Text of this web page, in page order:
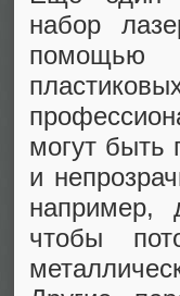
набор
помощью
могут быть
и
например,
чтобы